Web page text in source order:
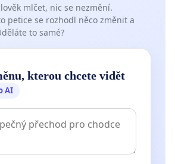
mlčet, nic se nezmění.
petice se rozhodl něco změnit a
to samé?
kterou chcete vidět
AI